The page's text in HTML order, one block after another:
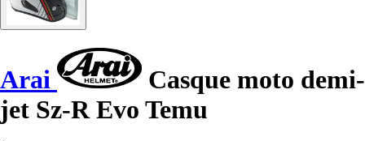
Arai
Casque moto demi-
jet Sz-R Evo Temu